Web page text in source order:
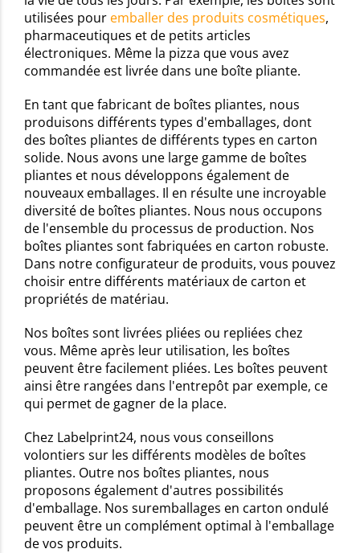
utilisées pour emballer des produits cosmétiques,
pharmaceutiques et de petits articles
électroniques. Même la pizza que vous avez
commandée est livrée dans une boîte pliante.
En tant que fabricant de boîtes pliantes, nous
produisons différents types d'emballages, dont
des boîtes pliantes de différents types en carton
solide. Nous avons une large gamme de boîtes
pliantes et nous développons également de
nouveaux emballages. Il en résulte une incroyable
diversité de boîtes pliantes. Nous nous occupons
de l'ensemble du processus de production. Nos
boîtes pliantes sont fabriquées en carton robuste.
Dans notre configurateur de produits, vous pouvez
choisir entre différents matériaux de carton et
propriétés de matériau.
Nos boîtes sont livrées pliées ou repliées chez
vous. Même après leur utilisation, les boîtes
peuvent être facilement pliées. Les boîtes peuvent
ainsi être rangées dans l'entrepôt par exemple, ce
qui permet de gagner de la place.
Chez Labelprint24, nous vous conseillons
volontiers sur les différents modèles de boîtes
pliantes. Outre nos boîtes pliantes, nous
proposons également d'autres possibilités
d'emballage. Nos suremballages en carton ondulé
peuvent être un complément optimal à l'emballage
de vos produits.